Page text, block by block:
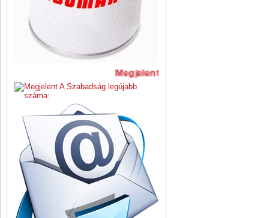
Megjelent A Szabadság legújabb